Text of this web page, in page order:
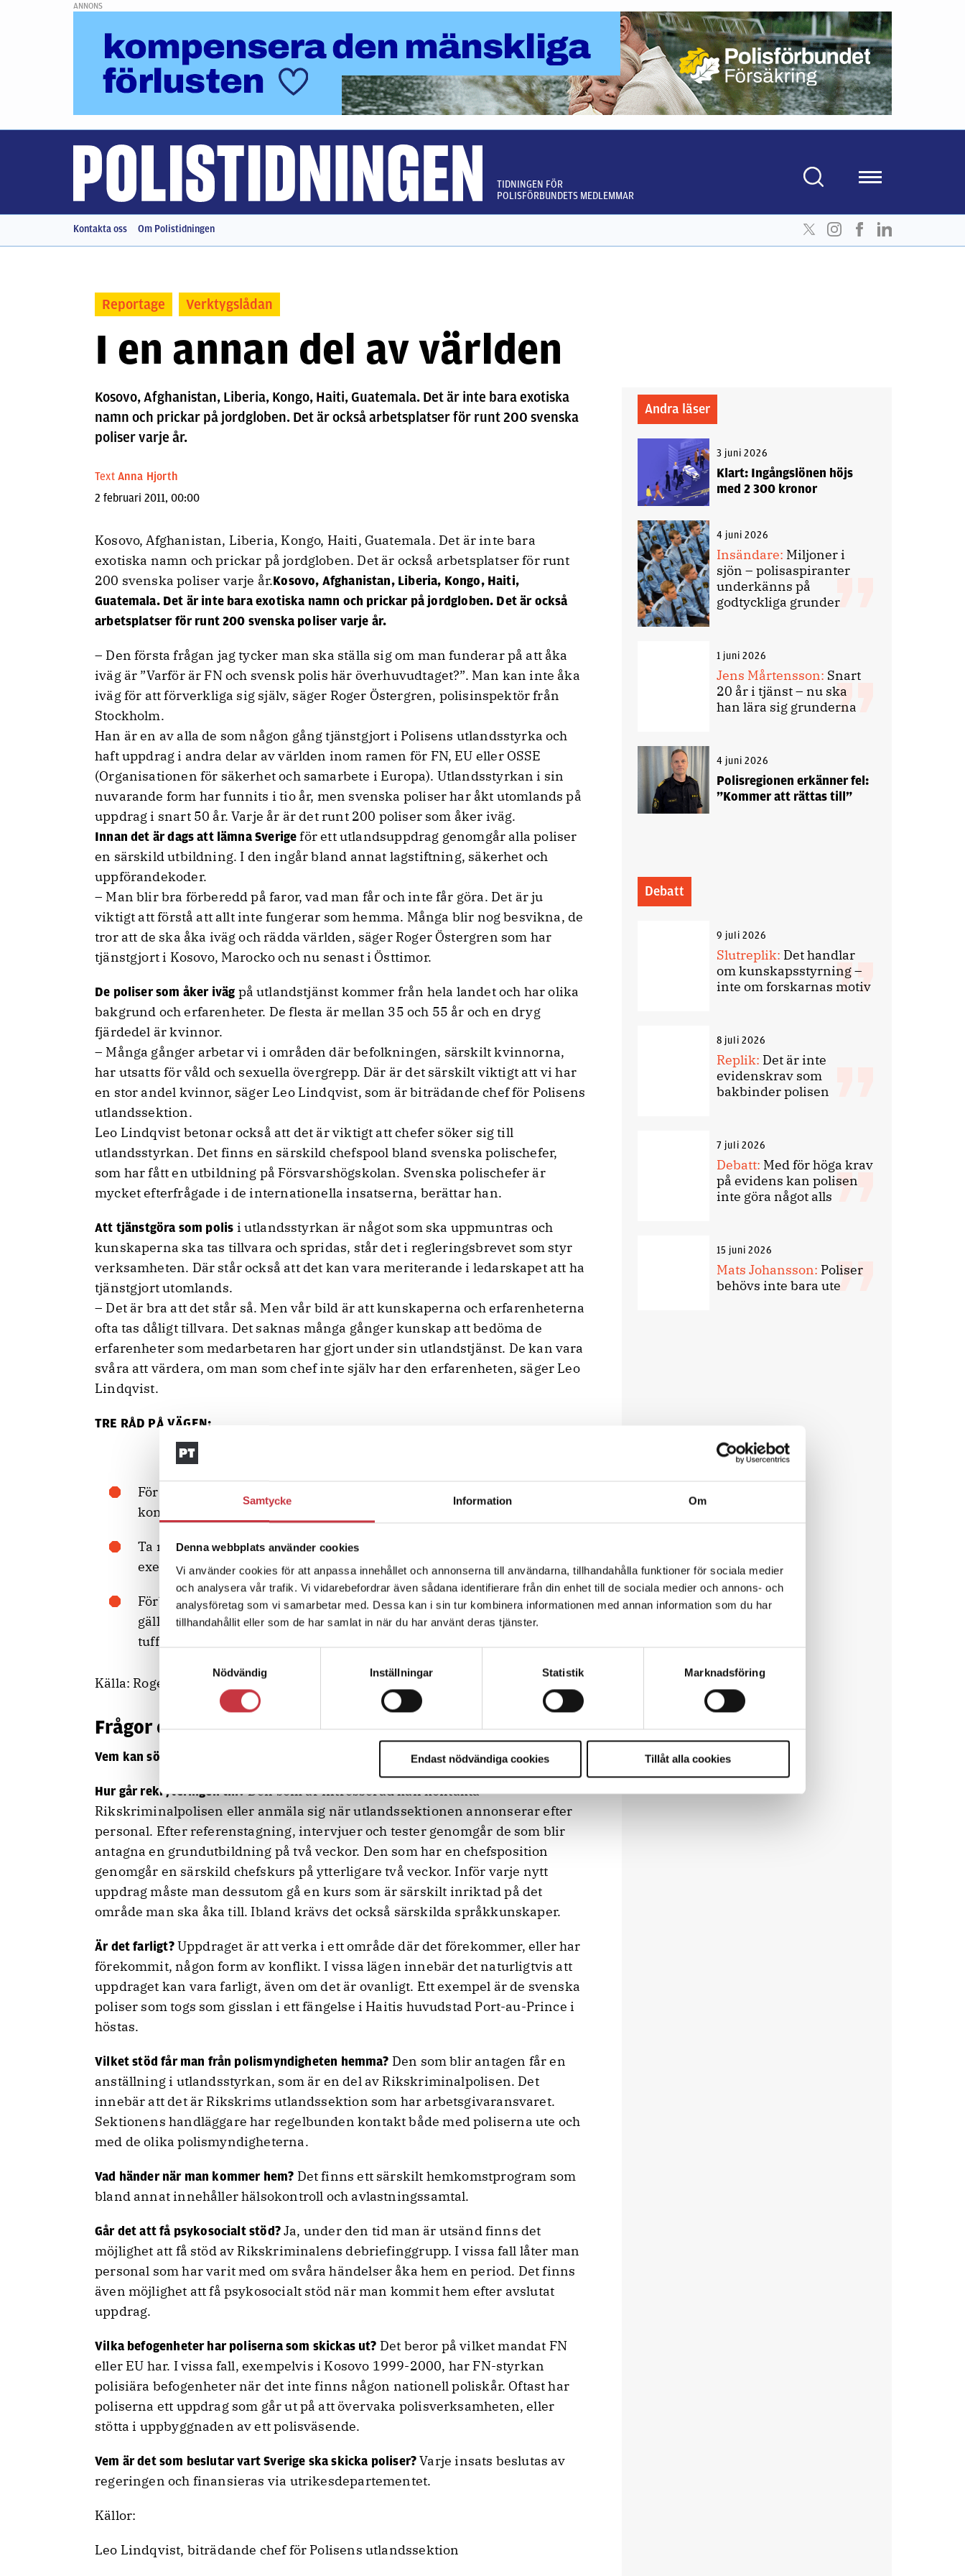
Samtycke Information Om
Denna webbplats använder cookies
Vi använder cookies för att anpassa innehållet och annonserna till användarna, tillhandahålla funktioner för sociala medier
och analysera vår trafik. Vi vidarebefordrar även sådana identifierare från din enhet till de sociala medier och annons- och
analysföretag som vi samarbetar med. Dessa kan i sin tur kombinera informationen med annan information som du har
tillhandahållit eller som de har samlat in när du har använt deras tjänster.
Nödvändig
Inställningar Statistik Marknadsföring
Endast nödvändiga cookies Tillåt alla cookies
ANNONS
TIDNINGEN FÖR
POLISFÖRBUNDETS MEDLEMMAR
Kontakta oss Om Polistidningen
Reportage Verktygslådan
I en annan del av världen
Kosovo, Afghanistan, Liberia, Kongo, Haiti, Guatemala. Det är inte bara exotiska
namn och prickar på jordgloben. Det är också arbetsplatser för runt 200 svenska
poliser varje år.
Text Anna Hjorth
2 februari 2011, 00:00
Kosovo, Afghanistan, Liberia, Kongo, Haiti, Guatemala. Det är inte bara
exotiska namn och prickar på jordgloben. Det är också arbetsplatser för runt
200 svenska poliser varje år.Kosovo, Afghanistan, Liberia, Kongo, Haiti,
Guatemala. Det är inte bara exotiska namn och prickar på jordgloben. Det är också
arbetsplatser för runt 200 svenska poliser varje år.
– Den första frågan jag tycker man ska ställa sig om man funderar på att åka
iväg är ”Varför är FN och svensk polis här överhuvudtaget?”. Man kan inte åka
iväg för att förverkliga sig själv, säger Roger Östergren, polisinspektör från
Stockholm.
Han är en av alla de som någon gång tjänstgjort i Polisens utlandsstyrka och
haft uppdrag i andra delar av världen inom ramen för FN, EU eller OSSE
(Organisationen för säkerhet och samarbete i Europa). Utlandsstyrkan i sin
nuvarande form har funnits i tio år, men svenska poliser har åkt utomlands på
uppdrag i snart 50 år. Varje år är det runt 200 poliser som åker iväg.
Innan det är dags att lämna Sverige för ett utlandsuppdrag genomgår alla poliser
en särskild utbildning. I den ingår bland annat lagstiftning, säkerhet och
uppförandekoder.
– Man blir bra förberedd på faror, vad man får och inte får göra. Det är ju
viktigt att förstå att allt inte fungerar som hemma. Många blir nog besvikna, de
tror att de ska åka iväg och rädda världen, säger Roger Östergren som har
tjänstgjort i Kosovo, Marocko och nu senast i Östtimor.
De poliser som åker iväg på utlandstjänst kommer från hela landet och har olika
bakgrund och erfarenheter. De flesta är mellan 35 och 55 år och en dryg
fjärdedel är kvinnor.
– Många gånger arbetar vi i områden där befolkningen, särskilt kvinnorna,
har utsatts för våld och sexuella övergrepp. Där är det särskilt viktigt att vi har
en stor andel kvinnor, säger Leo Lindqvist, som är biträdande chef för Polisens
utlandssektion.
Leo Lindqvist betonar också att det är viktigt att chefer söker sig till
utlandsstyrkan. Det finns en särskild chefspool bland svenska polischefer,
som har fått en utbildning på Försvarshögskolan. Svenska polischefer är
mycket efterfrågade i de internationella insatserna, berättar han.
Att tjänstgöra som polis i utlandsstyrkan är något som ska uppmuntras och
kunskaperna ska tas tillvara och spridas, står det i regleringsbrevet som styr
verksamheten. Där står också att det kan vara meriterande i ledarskapet att ha
tjänstgjort utomlands.
– Det är bra att det står så. Men vår bild är att kunskaperna och erfarenheterna
ofta tas dåligt tillvara. Det saknas många gånger kunskap att bedöma de
erfarenheter som medarbetaren har gjort under sin utlandstjänst. De kan vara
svåra att värdera, om man som chef inte själv har den erfarenheten, säger Leo
Lindqvist.
TRE RÅD PÅ VÄGEN:
Försök att träffa någon som varit iväg och ställ alla frågor du kan
komma på. Det finns inga dumma frågor.
Ta reda på så mycket som möjligt om stället du ska till – se till att
exempelvis ha boendet ordnat i god tid.
Förbered familjen. Prata mycket innan du åker iväg. Gör upp vad som
gäller hemma, särskilt för barnen. Kom ihåg att det många gånger är
tuffare att vara den som är kvar hemma!
Källa: Roger Östergren
Frågor och svar:
Vem kan söka? Alla poliser som har jobbat i minst åtta år kan söka utlandstjänst.
Hur går rekryteringen till?Den som är intresserad kan kontakta
Rikskriminalpolisen eller anmäla sig när utlandssektionen annonserar efter
personal. Efter referenstagning, intervjuer och tester genomgår de som blir
antagna en grundutbildning på två veckor. Den som har en chefsposition
genomgår en särskild chefskurs på ytterligare två veckor. Inför varje nytt
uppdrag måste man dessutom gå en kurs som är särskilt inriktad på det
område man ska åka till. Ibland krävs det också särskilda språkkunskaper.
Är det farligt?Uppdraget är att verka i ett område där det förekommer, eller har
förekommit, någon form av konflikt. I vissa lägen innebär det naturligtvis att
uppdraget kan vara farligt, även om det är ovanligt. Ett exempel är de svenska
poliser som togs som gisslan i ett fängelse i Haitis huvudstad Port-au-Prince i
höstas.
Vilket stöd får man från polismyndigheten hemma? Den som blir antagen får en
anställning i utlandsstyrkan, som är en del av Rikskriminalpolisen. Det
innebär att det är Rikskrims utlandssektion som har arbetsgivaransvaret.
Sektionens handläggare har regelbunden kontakt både med poliserna ute och
med de olika polismyndigheterna.
Vad händer när man kommer hem? Det finns ett särskilt hemkomstprogram som
bland annat innehåller hälsokontroll och avlastningssamtal.
Går det att få psykosocialt stöd?Ja, under den tid man är utsänd finns det
möjlighet att få stöd av Rikskriminalens debriefinggrupp. I vissa fall låter man
personal som har varit med om svåra händelser åka hem en period. Det finns
även möjlighet att få psykosocialt stöd när man kommit hem efter avslutat
uppdrag.
Vilka befogenheter har poliserna som skickas ut? Det beror på vilket mandat FN
eller EU har. I vissa fall, exempelvis i Kosovo 1999-2000, har FN-styrkan
polisiära befogenheter när det inte finns någon nationell poliskår. Oftast har
poliserna ett uppdrag som går ut på att övervaka polisverksamheten, eller
stötta i uppbyggnaden av ett polisväsende.
Vem är det som beslutar vart Sverige ska skicka poliser?Varje insats beslutas av
regeringen och finansieras via utrikesdepartementet.
Källor:
Leo Lindqvist, biträdande chef för Polisens utlandssektion
Andra läser
3 juni 2026
Klart: Ingångslönen höjs
med 2 300 kronor
4 juni 2026
Insändare: Miljoner i
sjön – polisaspiranter
underkänns på
godtyckliga grunder
1 juni 2026
Jens Mårtensson: Snart
20 år i tjänst – nu ska
han lära sig grunderna
4 juni 2026
Polisregionen erkänner fel:
”Kommer att rättas till”
Debatt
9 juli 2026
Slutreplik: Det handlar
om kunskapsstyrning –
inte om forskarnas motiv
8 juli 2026
Replik: Det är inte
evidenskrav som
bakbinder polisen
7 juli 2026
Debatt: Med för höga krav
på evidens kan polisen
inte göra något alls
15 juni 2026
Mats Johansson: Poliser
behövs inte bara ute